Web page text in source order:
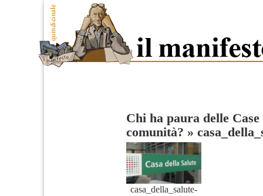
Chi ha paura delle
comunità? »
casa_della_salute-